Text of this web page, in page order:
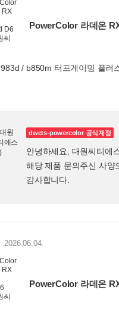
PowerColor 라데온
983d / b850m 터프게이밍 플러
dwcts-powercolor 공식계정
안녕하세요, 대원씨티에
해당 제품 문의주신 사양
감사합니다.
2026.06.04.
PowerColor 라데온